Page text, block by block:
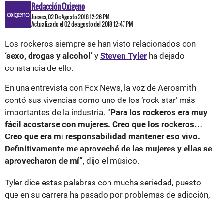
Redacción Oxigeno
Jueves, 02 De Agosto 2018 12:26 PM
Actualizado el 02 de agosto del 2018 12:47 PM
Los rockeros siempre se han visto relacionados con
‘sexo, drogas y alcohol’ y Steven Tyler ha dejado
constancia de ello.
En una entrevista con Fox News, la voz de Aerosmith
contó sus vivencias como uno de los ‘rock star’ más
importantes de la industria. “Para los rockeros era muy
fácil acostarse con mujeres. Creo que los rockeros…
Creo que era mi responsabilidad mantener eso vivo.
Definitivamente me aproveché de las mujeres y ellas se
aprovecharon de mí”, dijo el músico.
Tyler dice estas palabras con mucha seriedad, puesto
que en su carrera ha pasado por problemas de adicción,